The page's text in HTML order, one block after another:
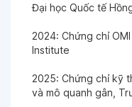
Đại học Quốc tế
2024: Chứng chỉ
Institute
2025: Chứng chỉ kỹ
và mô quanh gân,